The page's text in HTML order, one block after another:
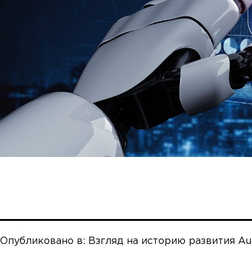
Опубликовано в: Взгляд на историю развития